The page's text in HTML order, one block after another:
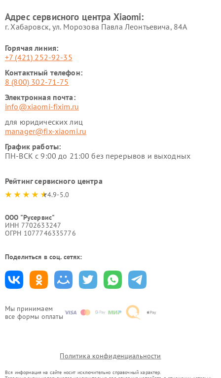
Мы принимаем
все формы оплаты
Адрес сервисного центра Xiaomi:
г. Хабаровск, ул. Морозова Павла Леонтьевича, 84А
Горячая линия:
+7 (421) 252-92-35
Контактный телефон:
8 (800) 302-71-75
Электронная почта:
info@xiaomi-fixim.ru
для юридических лиц
manager@fix-xiaomi.ru
График работы:
ПН-ВСК с 9:00 до 21:00 без перерывов и выходных
Рейтинг сервисного центра
4.9-5.0
ООО "Русервис"
ИНН 7702633247
ОГРН 1077746335776
Поделиться в соц. сетях:
Политика конфиденциальности
Вся информация на сайте носит исключительно справочный характер.